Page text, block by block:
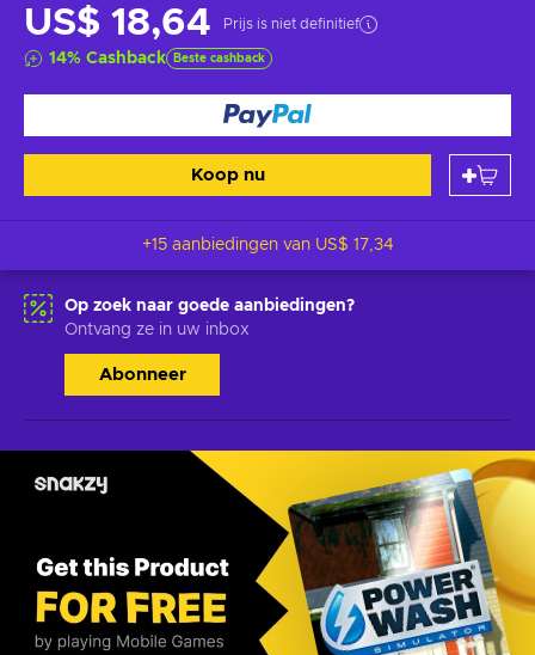
US$ 18,64 Prijs is niet definitief
14% Cashback Beste cashback
Koop nu
+15 aanbiedingen van US$ 17,34
Op zoek naar goede aanbiedingen?
Ontvang ze in uw inbox
Abonneer